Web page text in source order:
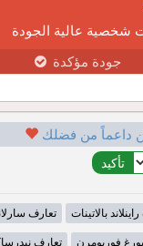
شخصية عالية الجودة
جودة مؤكدة
داعماً من فضلك
بالاتينات تعارف
فوربومرن تعارف